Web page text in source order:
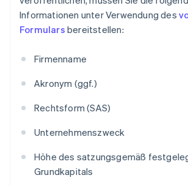
Informationen unter Verwendung des
Formulars bereitstellen:
Firmenname
Akronym (ggf.)
Rechtsform (SAS)
Unternehmenszweck
Höhe des satzungsgemäß
Grundkapitals